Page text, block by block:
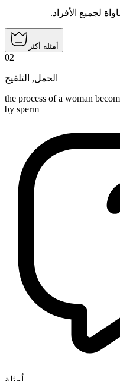
لجميع الأفراد.
أمثلة أكثر
02
الحمل, التلقيح
the process of a woman
by sperm